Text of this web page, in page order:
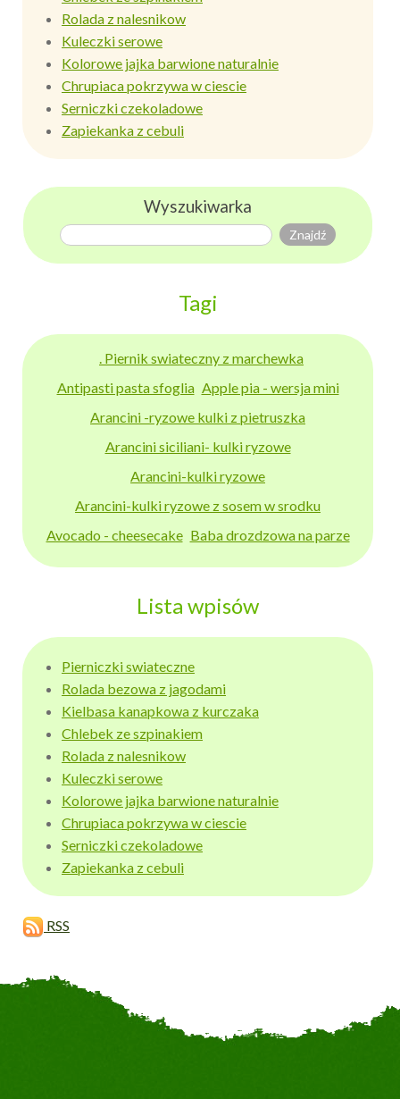
Rolada z nalesnikow
Kuleczki serowe
Kolorowe jajka barwione naturalnie
Chrupiaca pokrzywa w ciescie
Serniczki czekoladowe
Zapiekanka z cebuli
Wyszukiwarka
Tagi
. Piernik swiateczny z marchewka
Antipasti pasta sfoglia Apple pia - wersja mini
Arancini -ryzowe kulki z pietruszka
Arancini siciliani- kulki ryzowe
Arancini-kulki ryzowe
Arancini-kulki ryzowe z sosem w srodku
Avocado - cheesecake Baba drozdzowa na parze
Lista wpisów
Pierniczki swiateczne
Rolada bezowa z jagodami
Kielbasa kanapkowa z kurczaka
Chlebek ze szpinakiem
Rolada z nalesnikow
Kuleczki serowe
Kolorowe jajka barwione naturalnie
Chrupiaca pokrzywa w ciescie
Serniczki czekoladowe
Zapiekanka z cebuli
RSS